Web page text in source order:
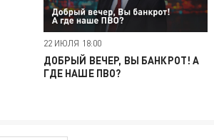
22 ИЮЛЯ 18:00
ДОБРЫЙ ВЕЧЕР, ВЫ БАНКРОТ! А
ГДЕ НАШЕ ПВО?